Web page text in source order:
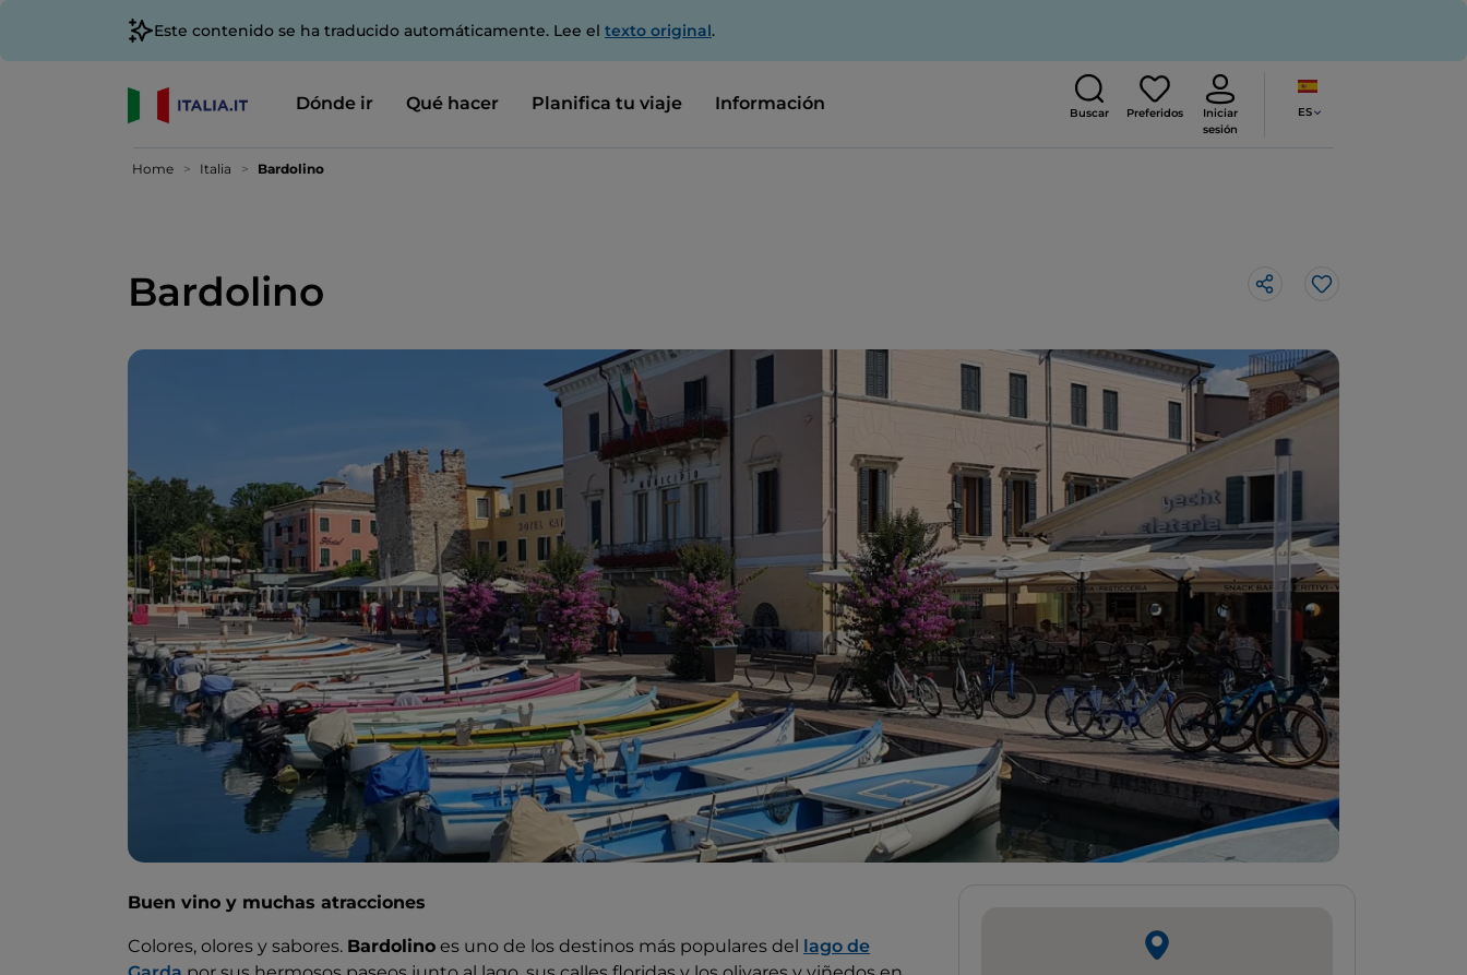
Este contenido se ha traducido automáticamente. Lee el texto original.
Dónde ir Qué hacer Planifica tu viaje Información Buscar Preferidos
Iniciar
sesión
ES
Home Italia Bardolino
Bardolino Me gusta
Buen vino y muchas atracciones
Colores, olores y sabores. Bardolino es uno de los destinos más populares del
lago de